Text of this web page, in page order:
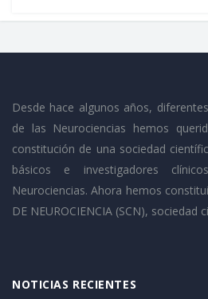
Desde hace algunos años,
de las Neurociencias hemos
constitución de una sociedad
básicos e investigadores
Neurociencias. Ahora hemos
DE NEUROCIENCIA (SCN), sociedad
NOTICIAS RECIENTES